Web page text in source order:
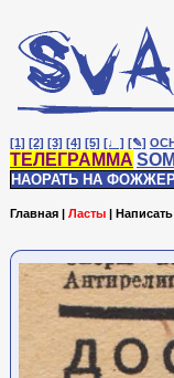
[1] [2] [3] [4] [5] [♩] [✎]
ТЕЛЕГРАММА
НАОРАТЬ НА
Главная | Ласты |